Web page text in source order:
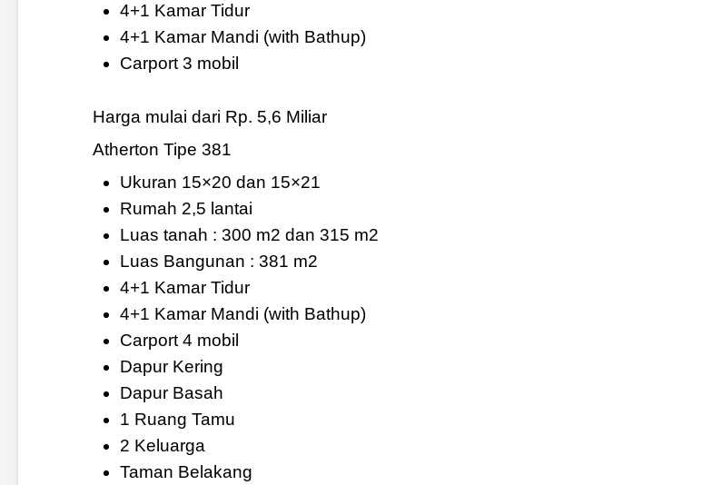
4+1 Kamar Tidur
4+1 Kamar Mandi (with Bathup)
Carport 3 mobil
Harga mulai dari Rp. 5,6 Miliar
Atherton Tipe 381
Ukuran 15×20 dan 15×21
Rumah 2,5 lantai
Luas tanah : 300 m2 dan 315 m2
Luas Bangunan : 381 m2
4+1 Kamar Tidur
4+1 Kamar Mandi (with Bathup)
Carport 4 mobil
Dapur Kering
Dapur Basah
1 Ruang Tamu
2 Keluarga
Taman Belakang